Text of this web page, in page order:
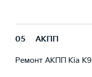
05 АКПП
Ремонт АКПП Kia К9